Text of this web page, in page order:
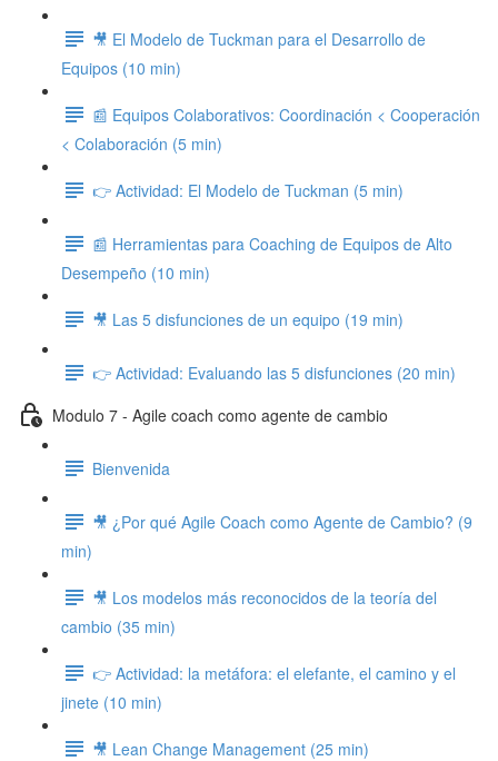
🎥 El Modelo de Tuckman para el Desarrollo de
Equipos (10 min)
📰 Equipos Colaborativos: Coordinación < Cooperación
< Colaboración (5 min)
👉 Actividad: El Modelo de Tuckman (5 min)
📰 Herramientas para Coaching de Equipos de Alto
Desempeño (10 min)
🎥 Las 5 disfunciones de un equipo (19 min)
👉 Actividad: Evaluando las 5 disfunciones (20 min)
Modulo 7 - Agile coach como agente de cambio
Bienvenida
🎥 ¿Por qué Agile Coach como Agente de Cambio? (9
min)
🎥 Los modelos más reconocidos de la teoría del
cambio (35 min)
👉 Actividad: la metáfora: el elefante, el camino y el
jinete (10 min)
🎥 Lean Change Management (25 min)